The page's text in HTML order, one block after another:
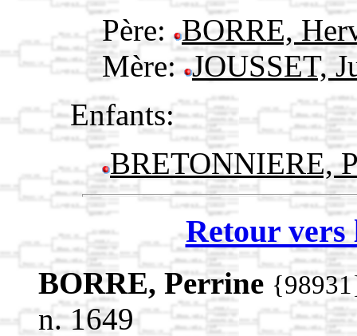
Père: BORRE,
Mère: JOUSSET,
Enfants:
BRETONNIERE,
Retour vers
BORRE, Perrine
n. 1649